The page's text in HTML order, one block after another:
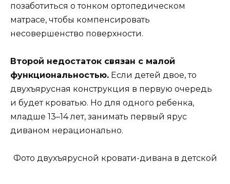
позаботиться о тонком ортопедическом
матрасе, чтобы компенсировать
несовершенство поверхности.
Второй недостаток связан с малой
функциональностью. Если детей двое, то
двухъярусная конструкция в первую очередь
и будет кроватью. Но для одного ребенка,
младше 13–14 лет, занимать первый ярус
диваном нерационально.
Фото двухъярусной кровати-дивана в детской